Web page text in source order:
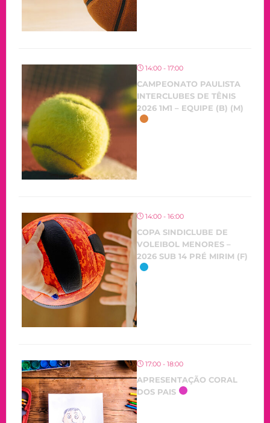
14:00 - 17:00
CAMPEONATO PAULISTA
INTERCLUBES DE TÊNIS
2026 1M1 – EQUIPE (B) (M)
14:00 - 16:00
COPA SINDICLUBE DE
VOLEIBOL MENORES –
2026 SUB 14 PRÉ MIRIM (F)
17:00 - 18:00
APRESENTAÇÃO CORAL
DOS PAIS